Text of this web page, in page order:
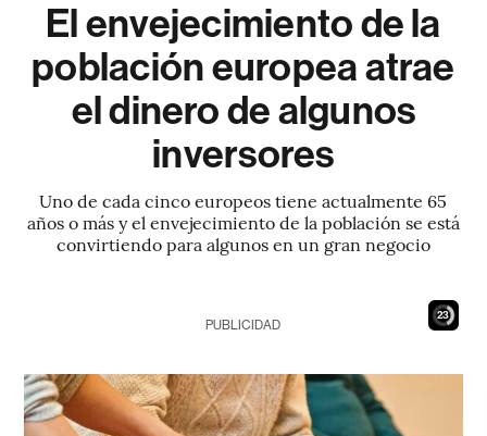
El envejecimiento de la
población europea atrae
el dinero de algunos
inversores
Uno de cada cinco europeos tiene actualmente 65
años o más y el envejecimiento de la población se está
convirtiendo para algunos en un gran negocio
21
PUBLICIDAD